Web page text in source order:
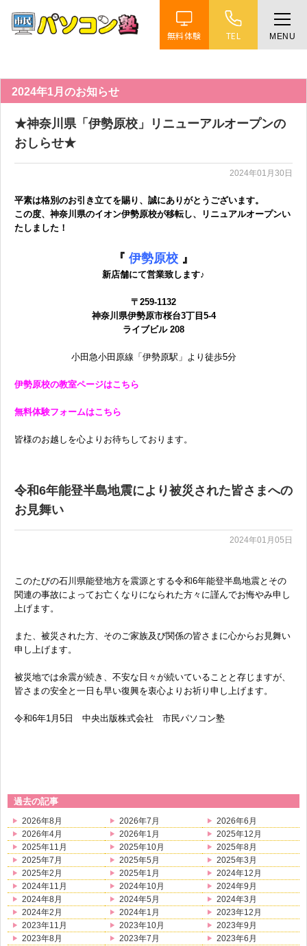
無料体験 TEL MENU
特徴
講座紹介
受講までの流れ
よくある質問
無料体験に申し込む
0120-868-003
受付時間／9:00〜18:00 土日祝休み
2024年1月のお知らせ
★神奈川県「伊勢原校」リニューアルオープンの
おしらせ★
2024年01月30日
平素は格別のお引き立てを賜り、誠にありがとうございます。
この度、神奈川県のイオン伊勢原校が移転し、リニュアルオープンい
たしました！
『 伊勢原校 』
新店舗にて営業致します♪
〒259-1132
神奈川県伊勢原市桜台3丁目5-4
ライブビル 208
小田急小田原線「伊勢原駅」より徒歩5分
伊勢原校の教室ページはこちら
無料体験フォームはこちら
皆様のお越しを心よりお待ちしております。
令和6年能登半島地震により被災された皆さまへの
お見舞い
2024年01月05日
このたびの石川県能登地方を震源とする令和6年能登半島地震とその
関連の事故によってお亡くなりになられた方々に謹んでお悔やみ申し
上げます。
また、被災された方、そのご家族及び関係の皆さまに心からお見舞い
申し上げます。
被災地では余震が続き、不安な日々が続いていることと存じますが、
皆さまの安全と一日も早い復興を衷心よりお祈り申し上げます。
令和6年1月5日 中央出版株式会社 市民パソコン塾
過去の記事
2026年8月 2026年7月
2026年6月
2026年4月
2026年1月
2025年12月
2025年11月
2025年10月
2025年8月
2025年7月
2025年5月
2025年3月
2025年2月
2025年1月
2024年12月
2024年11月
2024年10月
2024年9月
2024年8月
2024年5月
2024年3月
2024年2月
2024年1月
2023年12月
2023年11月
2023年10月
2023年9月
2023年8月
2023年7月
2023年6月